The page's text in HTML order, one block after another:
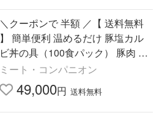
＼クーポンで 半額 ／【 送料無料
】 簡単便利 温めるだけ 豚塩カル
ビ丼の具（100食パック） 豚肉 レ
トルト 惣菜 湯せん レンジOK 冷凍
ミート・コンパニオン
49,000円 送料無料